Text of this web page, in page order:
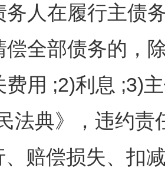
务人在履行主债
偿全部债务的，
费用 ;2)利息 ;3)
法典》，违约
赔偿损失、扣